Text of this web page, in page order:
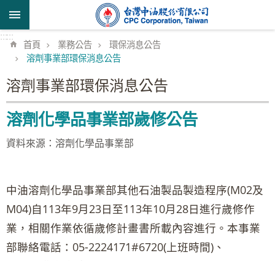
跳到主要內容區塊
::::::
首頁 業務公告
環保消息公告
溶劑事業部環保消息公告
溶劑事業部環保消息公告
溶劑化學品事業部歲修公告
資料來源：溶劑化學品事業部
中油溶劑化學品事業部其他石油製品製造程序(M02及
M04)自113年9月23日至113年10月28日進行歲修作
業，相關作業依循歲修計畫書所載內容進行。本事業
部聯絡電話：05-2224171#6720(上班時間)、